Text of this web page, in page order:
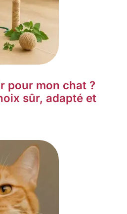
pour mon chat ?
sûr, adapté et